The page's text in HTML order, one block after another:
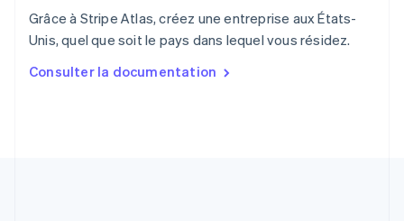
Grâce à Stripe Atlas, créez une entreprise aux États-
Unis, quel que soit le pays dans lequel vous résidez.
Consulter la documentation
Singapour
English简体中文
English